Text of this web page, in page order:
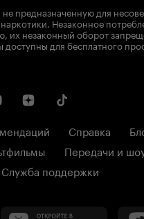
предназначенную для
Незаконное
их незаконный оборот
для бесплатного
Справка
Передачи и
Служба поддержки